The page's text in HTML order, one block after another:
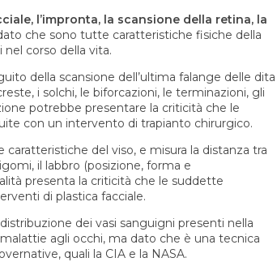
l’impronta, la scansione della retina, la
che sono tutte caratteristiche fisiche della
corso della vita.
della scansione dell’ultima falange delle dita
i solchi, le biforcazioni, le terminazioni, gli
potrebbe presentare la criticità che le
con un intervento di trapianto chirurgico.
del viso, e misura la distanza tra
il labbro (posizione, forma e
presenta la criticità che le suddette
di plastica facciale.
dei vasi sanguigni presenti nella
agli occhi, ma dato che è una tecnica
quali la CIA e la NASA.